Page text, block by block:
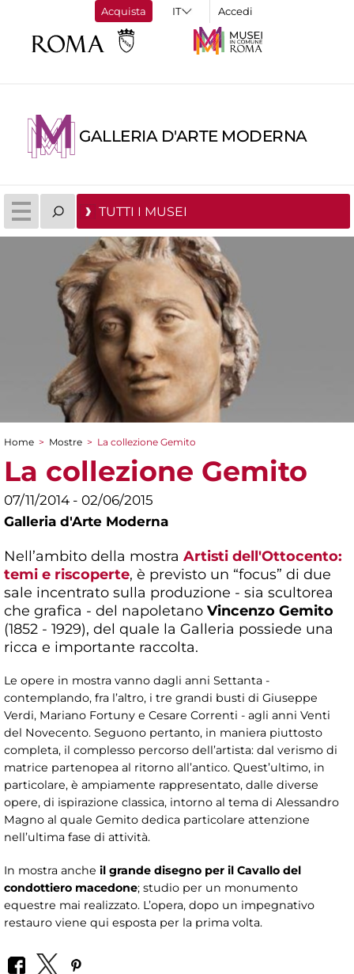
Acquista Accedi
GALLERIA D'ARTE MODERNA
TUTTI I MUSEI
Tu sei qui
Home > Mostre > La collezione Gemito
La collezione Gemito
07/11/2014 - 02/06/2015
Galleria d'Arte Moderna
Nell’ambito della mostra Artisti dell'Ottocento:
temi e riscoperte, è previsto un “focus” di due
sale incentrato sulla produzione - sia scultorea
che grafica - del napoletano Vincenzo Gemito
(1852 - 1929), del quale la Galleria possiede una
ricca e importante raccolta.
Le opere in mostra vanno dagli anni Settanta -
contemplando, fra l’altro, i tre grandi busti di Giuseppe
Verdi, Mariano Fortuny e Cesare Correnti - agli anni Venti
del Novecento. Seguono pertanto, in maniera piuttosto
completa, il complesso percorso dell’artista: dal verismo di
matrice partenopea al ritorno all’antico. Quest’ultimo, in
particolare, è ampiamente rappresentato, dalle diverse
opere, di ispirazione classica, intorno al tema di Alessandro
Magno al quale Gemito dedica particolare attenzione
nell’ultima fase di attività.
In mostra anche il grande disegno per il Cavallo del
condottiero macedone; studio per un monumento
equestre mai realizzato. L’opera, dopo un impegnativo
restauro viene qui esposta per la prima volta.